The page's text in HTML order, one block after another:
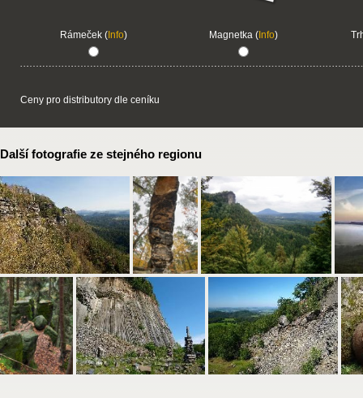
Rámeček (Info) Magnetka (Info)
Ceny pro distributory dle ceníku
Další fotografie ze stejného regionu